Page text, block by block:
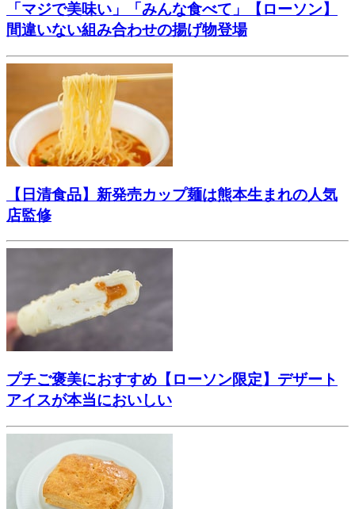
「マジで美味い」「みんな食べて」【ローソン】
間違いない組み合わせの揚げ物登場
【日清食品】新発売カップ麺は熊本生まれの人気
店監修
プチご褒美におすすめ【ローソン限定】デザート
アイスが本当においしい